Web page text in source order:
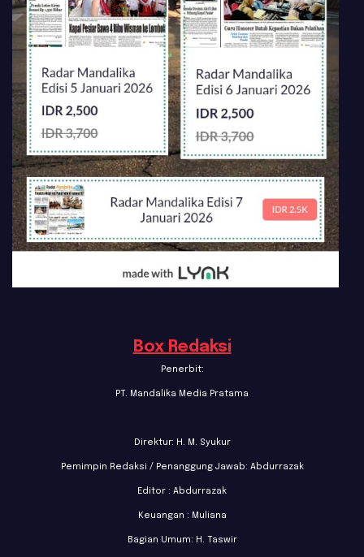
Box Redaksi
Penerbit:
PT. Mandalika Media Pratama
Direktur: H. M. Syukur
Pemimpin Redaksi / Penanggung Jawab: Abdurrazak
Editor : Abdurrazak
Keuangan : Muliana
Bagian Umum: H. Taswir